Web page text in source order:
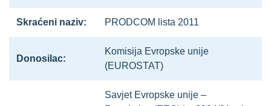
Skraćeni naziv: PRODCOM lista 2011
Donosilac:
Komisija Evropske unije
(EUROSTAT)
Savjet Evropske unije –